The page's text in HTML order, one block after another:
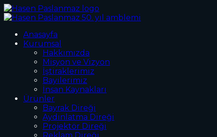
Anasayfa
Kurumsal
Hakkımızda
Misyon ve Vizyon
İştiraklerimiz
Bayilerimiz
İnsan Kaynakları
Ürünler
Bayrak Direği
Aydınlatma Direği
Projektör Direği